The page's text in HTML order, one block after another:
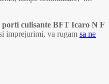
porti culisante BFT Icaro N F
imprejurimi, va rugam sa ne